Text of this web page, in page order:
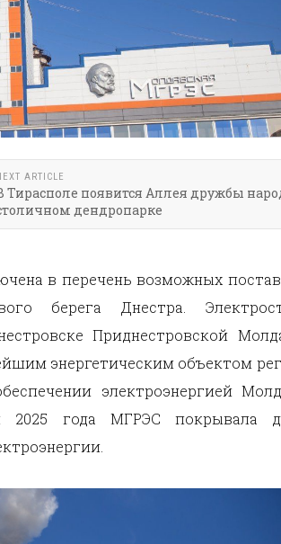
ARTICLE
Тирасполе появится Аллея дружбы
дендропарке
в перечень возможных
берега Днестра.
Приднестровской
энергетическим объектом
электроэнергией
2025 года МГРЭС покрывала